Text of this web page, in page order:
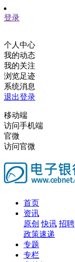
登录
个人中心
我的动态
我的关注
浏览足迹
系统消息
退出登录
移动端
访问手机端
官微
访问官微
首页
资讯
原创 快讯 招聘
政策速递
专题
专栏